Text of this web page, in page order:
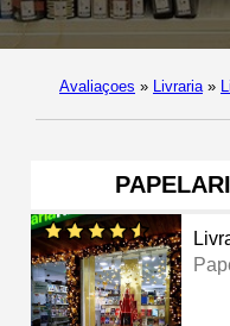
Avaliaçoes » Livraria »